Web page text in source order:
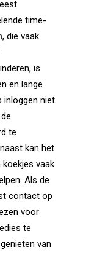
time-
, die vaak
is
en lange
inloggen niet
te
kan het
vaak
Als de
contact op
voor
te
van